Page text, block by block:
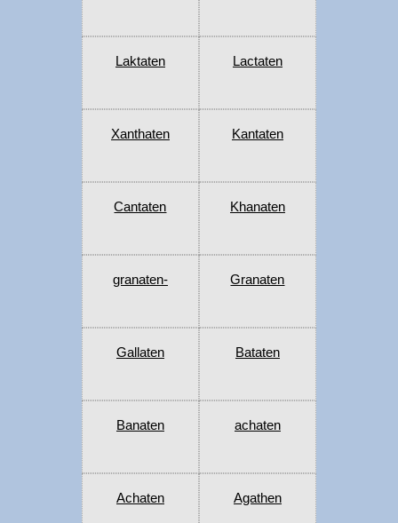
Laktaten Lactaten
Xanthaten Kantaten
Cantaten Khanaten
granaten- Granaten
Gallaten Bataten
Banaten achaten
Achaten Agathen